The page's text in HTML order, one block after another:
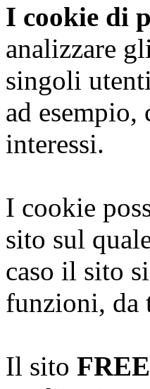
I cookie di
analizzare
singoli
ad
interessi.
I cookie
sito sul
caso il sito
funzioni, da
Il sito